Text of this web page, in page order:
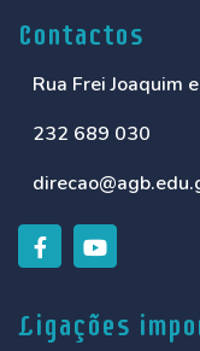
Contactos
Rua Frei Joaquim
232 689 030
Ligações